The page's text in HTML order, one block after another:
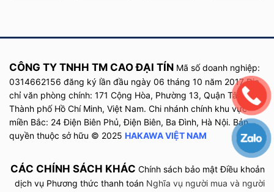
CÔNG TY TNHH TM CAO ĐẠI TÍN Mã số doanh nghiệp:
0314662156 đăng ký lần đầu ngày 06 tháng 10 năm 2017Địa
chỉ văn phòng chính: 171 Cộng Hòa, Phường 13, Quận Tân Bình,
Thành phố Hồ Chí Minh, Việt Nam. Chi nhánh chính khu vực
miền Bắc: 24 Điện Biên Phủ, Điện Biên, Ba Đình, Hà Nội. Bản
quyền thuộc sở hữu © 2025 HAKAWA VIỆT NAM
CÁC CHÍNH SÁCH KHÁC Chính sách bảo mật Điều khoản
dịch vụ Phương thức thanh toán Nghĩa vụ người mua và người